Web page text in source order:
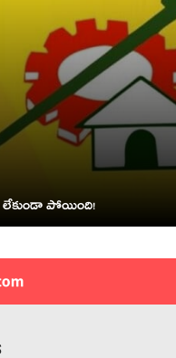
పోయింది!